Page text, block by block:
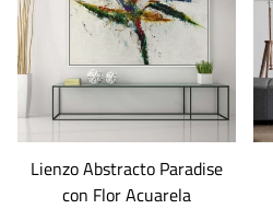
Lienzo Abstracto Paradise
con Flor Acuarela